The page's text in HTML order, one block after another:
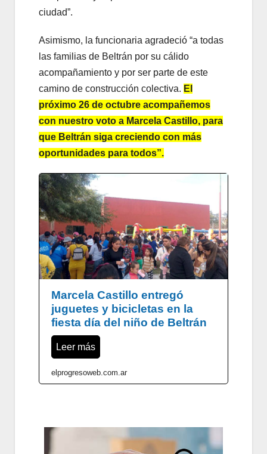
ciudad”.
Asimismo, la funcionaria agradeció “a todas
las familias de Beltrán por su cálido
acompañamiento y por ser parte de este
camino de construcción colectiva. El
próximo 26 de octubre acompañemos
con nuestro voto a Marcela Castillo, para
que Beltrán siga creciendo con más
oportunidades para todos”.
Marcela Castillo entregó
juguetes y bicicletas en la
fiesta día del niño de Beltrán
Leer más
elprogresoweb.com.ar